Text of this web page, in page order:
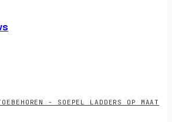
- SOEPEL LADDERS OP MAAT